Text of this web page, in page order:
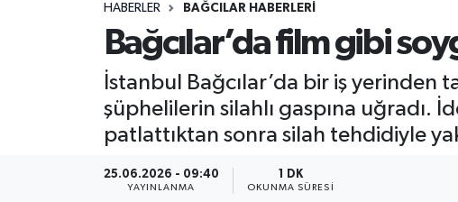
HABERLER BAĞCILAR HABERLERI
Bağcılar’da film gibi
İstanbul Bağcılar’da bir iş
şüphelilerin silahlı gaspına uğradı.
patlattıktan sonra silah tehdidiyle
25.06.2026 - 09:40
YAYINLANMA
1 DK
OKUNMA SÜRESI
EKONOMİ
İSTANBUL
Hava Durumu
Trafik Durumu
Süper Lig Puan Durumu ve Fikstür
Tüm Manşetler
Son Dakika Haberleri